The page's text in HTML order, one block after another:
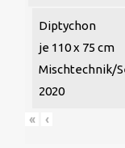
Diptychon
je 110 x 75 cm
Mischtechnik/
2020
« ‹